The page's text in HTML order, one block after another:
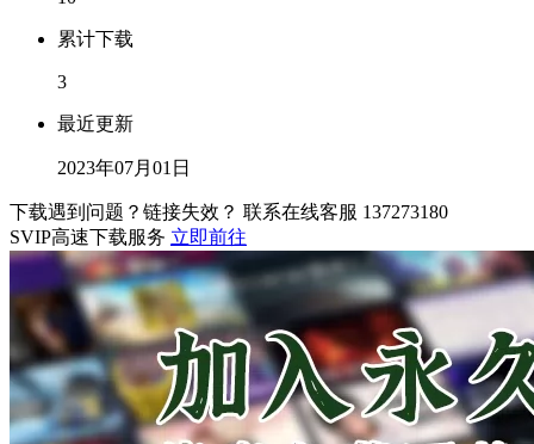
累计下载
3
最近更新
2023年07月01日
下载遇到问题？链接失效？ 联系在线客服 137273180
SVIP高速下载服务 立即前往